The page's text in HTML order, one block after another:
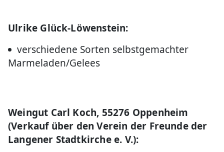
Ulrike Glück-Löwenstein:
verschiedene Sorten selbstgemachter
Marmeladen/Gelees
Weingut Carl Koch, 55276 Oppenheim
(Verkauf über den Verein der Freunde der
Langener Stadtkirche e. V.):